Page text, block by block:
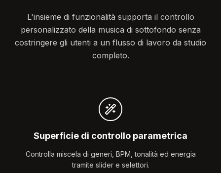
L'insieme di funzionalità supporta il controllo
personalizzato della musica di sottofondo senza
costringere gli utenti a un flusso di lavoro da studio
completo.
Superficie di controllo parametrica
Controlla miscela di generi, BPM, tonalità ed energia
tramite slider e selettori.